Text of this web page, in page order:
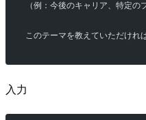
（例：今後のキャリア、特定
このテーマを教えていただけれ
入力